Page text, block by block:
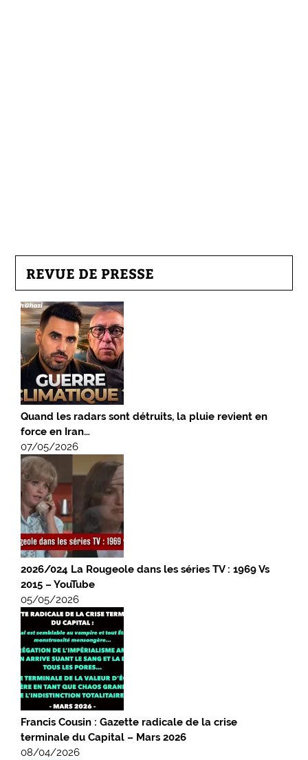
REVUE DE PRESSE
Quand les radars sont détruits, la pluie revient en
force en Iran…
07/05/2026
2026/024 La Rougeole dans les séries TV : 1969 Vs
2015 – YouTube
05/05/2026
Francis Cousin : Gazette radicale de la crise
terminale du Capital – Mars 2026
08/04/2026